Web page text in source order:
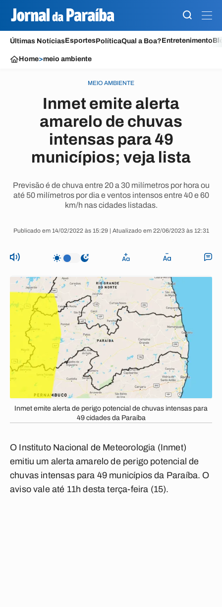
Últimas NotíciasEsportesPolíticaQual a Boa?Entretenimento
Home>meio ambiente
MEIO AMBIENTE
Inmet emite alerta
amarelo de chuvas
intensas para 49
municípios; veja lista
Previsão é de chuva entre 20 a 30 milímetros por hora ou
até 50 milímetros por dia e ventos intensos entre 40 e 60
km/h nas cidades listadas.
Publicado em 14/02/2022 às 15:29 | Atualizado em 22/06/2023 às 12:31
Inmet emite alerta de perigo potencial de chuvas intensas para
49 cidades da Paraíba
O Instituto Nacional de Meteorologia (Inmet)
emitiu um alerta amarelo de perigo potencial de
chuvas intensas para 49 municípios da Paraíba. O
aviso vale até 11h desta terça-feira (15).